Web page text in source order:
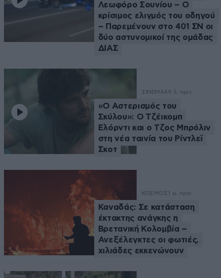
Λεωφόρο Σουνίου – Ο
κρίσιμος ελιγμός του οδηγού
– Παρεμένουν στο 401 ΣΝ οι
δύο αστυνομικοί της ομάδας
ΔΙΑΣ
ΣΙΝΕΜΑ49 λ. πριν
«Ο Αστερισμός του
Σκύλου»: Ο Τζέικομπ
Ελόρντι και ο Τζος Μπρόλιν
στη νέα ταινία του Ρίντλεϊ
Σκοτ
ΚΟΣΜΟΣ 1 ω. πριν
Καναδάς: Σε κατάσταση
έκτακτης ανάγκης η
Βρετανική Κολομβία –
Ανεξέλεγκτες οι φωτιές,
χιλιάδες εκκενώνουν